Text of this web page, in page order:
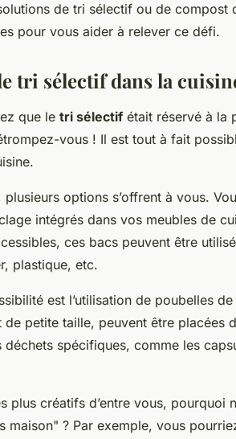
de tri sélectif ou de compost
pour vous aider à relever ce défi.
tri sélectif dans la
que le tri sélectif était réservé à la
vous ! Il est tout à fait
plusieurs options s’offrent à vous.
intégrés dans vos meubles de
ces bacs peuvent être
plastique, etc.
est l’utilisation de poubelles
de petite taille, peuvent être placées
déchets spécifiques, comme les
plus créatifs d’entre vous, pourquoi
maison" ? Par exemple, vous